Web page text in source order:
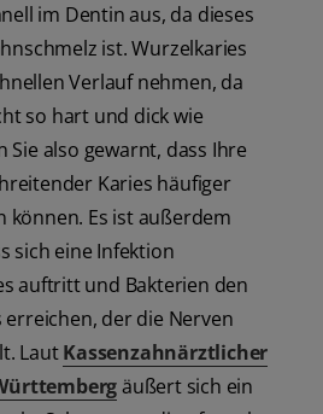
im Dentin aus, da dieses
ist. Wurzelkaries
Verlauf nehmen, da
so hart und dick wie
Sie also gewarnt, dass Ihre
Karies häufiger
können. Es ist außerdem
sich eine Infektion
auftritt und Bakterien den
erreichen, der die Nerven
LautKassenzahnärztlicher
äußert sich ein